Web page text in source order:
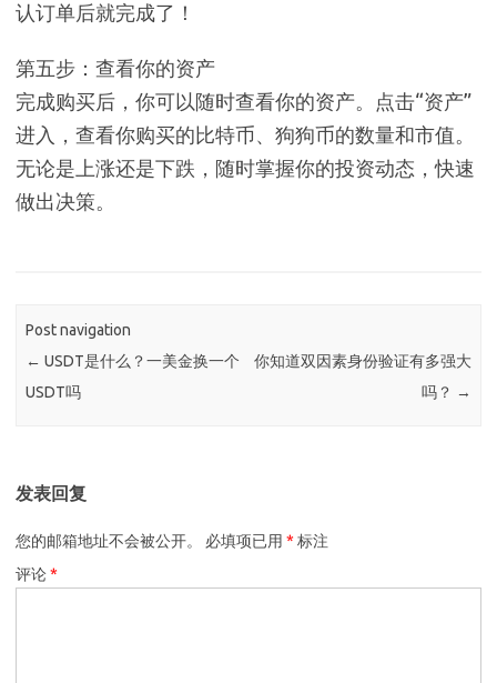
认订单后就完成了！
第五步：查看你的资产
完成购买后，你可以随时查看你的资产。点击“资产”
进入，查看你购买的比特币、狗狗币的数量和市值。
无论是上涨还是下跌，随时掌握你的投资动态，快速
做出决策。
Post navigation
← USDT是什么？一美金换一个
USDT吗
你知道双因素身份验证有多强大
吗？ →
发表回复
您的邮箱地址不会被公开。 必填项已用 * 标注
评论*